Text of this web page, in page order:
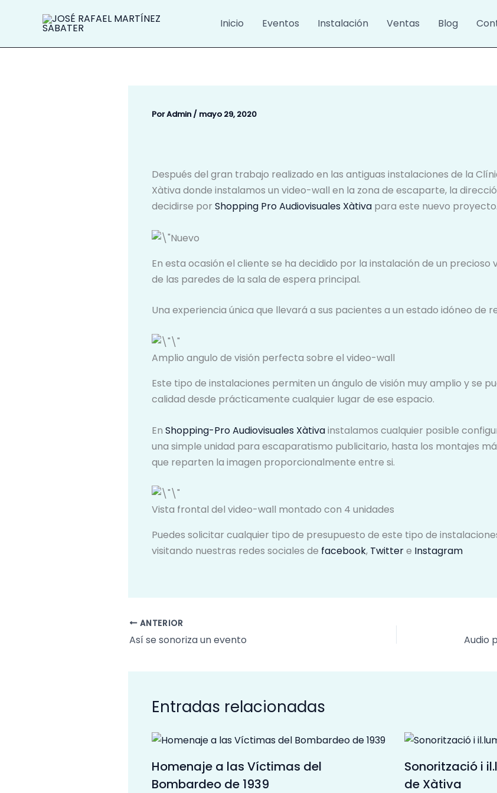
Inicio Eventos Instalación Ventas Blog
PorAdmin / mayo 29, 2020
Después del gran trabajo realizado en las antiguas instalaciones de la
Xàtiva donde instalamos un video-wall en la zona de escaparte, la
decidirse por Shopping Pro Audiovisuales Xàtiva para este nuevo proyecto.
En esta ocasión el cliente se ha decidido por la instalación de un
de las paredes de la sala de espera principal.
Una experiencia única que llevará a sus pacientes a un estado idóneo de
Amplio angulo de visión perfecta sobre el video-wall
Este tipo de instalaciones permiten un ángulo de visión muy amplio y se
calidad desde prácticamente cualquier lugar de ese espacio.
En Shopping-Pro Audiovisuales Xàtivainstalamos cualquier posible
una simple unidad para escaparatismo publicitario, hasta los montajes
que reparten la imagen proporcionalmente entre si.
Vista frontal del video-wall montado con 4 unidades
Puedes solicitar cualquier tipo de presupuesto de este tipo de
visitando nuestras redes sociales de facebook, Twittere Instagram
ANTERIOR
Así se sonoriza un evento Audio
Entradas relacionadas
Homenaje a las Víctimas del
Bombardeo de 1939
Sonorització i
de Xàtiva